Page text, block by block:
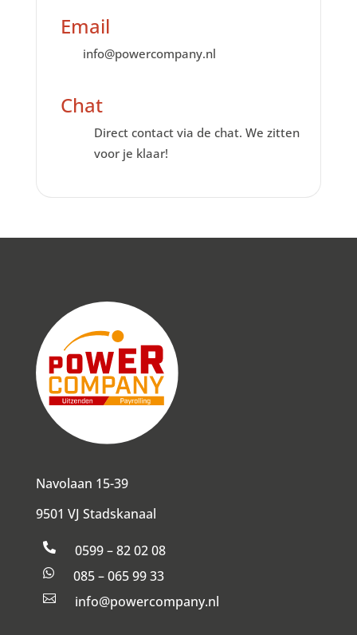
Email
info@powercompany.nl
Chat
Direct contact via de chat. We zitten
voor je klaar!
Navolaan 15-39
9501 VJ Stadskanaal
 0599 – 82 02 08
 085 – 065 99 33
 info@powercompany.nl